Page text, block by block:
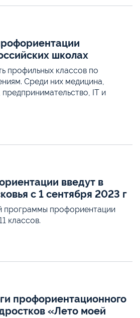
школах
профильных классов по
Среди них медицина,
IT и
введут в
с 1 сентября 2023 г
программы профориентации
классов.
профориентационного
«Лето моей